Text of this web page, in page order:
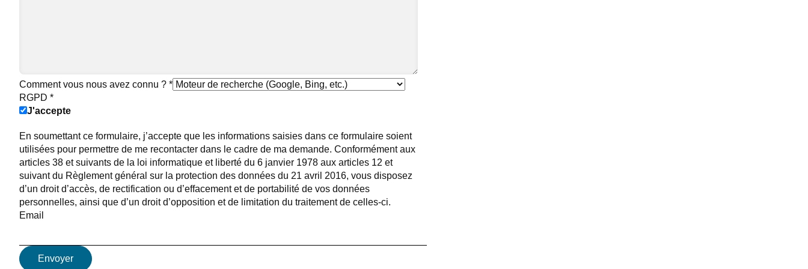
Comment vous nous avez connu ? *
RGPD *
J'accepte
En soumettant ce formulaire, j’accepte que les informations saisies dans ce formulaire soient
utilisées pour permettre de me recontacter dans le cadre de ma demande. Conformément aux
articles 38 et suivants de la loi informatique et liberté du 6 janvier 1978 aux articles 12 et
suivant du Règlement général sur la protection des données du 21 avril 2016, vous disposez
d’un droit d’accès, de rectification ou d’effacement et de portabilité de vos données
personnelles, ainsi que d’un droit d’opposition et de limitation du traitement de celles-ci.
Email
Envoyer